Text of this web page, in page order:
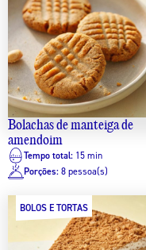
Bolachas de manteiga de
amendoim
Tempo total: 15 min
Porções: 8 pessoa(s)
BOLOS E TORTAS